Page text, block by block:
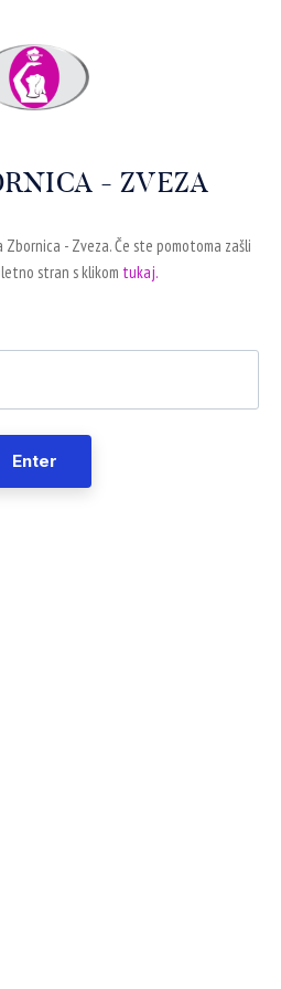
- ZVEZA
- Zveza. Če ste pomotoma zašli
stran s klikom tukaj.
Enter